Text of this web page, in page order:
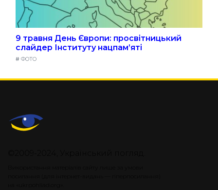
9 травня День Європи: просвітницький
слайдер Інституту нацпам’яті
# ФОТО